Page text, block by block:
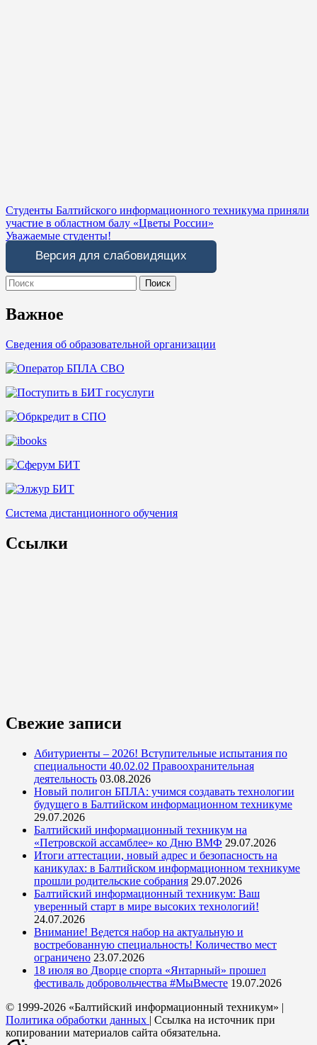
Навигация
по
записям
Студенты Балтийского информационного техникума приняли
участие в областном балу «Цветы России»
Уважаемые студенты!
Версия для слабовидящих
Search
for:
Важное
Сведения об образовательной организации
Система дистанционного обучения
Ссылки
Свежие записи
Абитуриенты – 2026! Вступительные испытания по
специальности 40.02.02 Правоохранительная
деятельность 03.08.2026
Новый полигон БПЛА: учимся создавать технологии
будущего в Балтийском информационном техникуме
29.07.2026
Балтийский информационный техникум на
«Петровской ассамблее» ко Дню ВМФ 29.07.2026
Итоги аттестации, новый адрес и безопасность на
каникулах: в Балтийском информационном техникуме
прошли родительские собрания 29.07.2026
Балтийский информационный техникум: Ваш
уверенный старт в мире высоких технологий!
24.07.2026
Внимание! Ведется набор на актуальную и
востребованную специальность! Количество мест
ограничено 23.07.2026
18 июля во Дворце спорта «Янтарный» прошел
фестиваль добровольчества #МыВместе 19.07.2026
© 1999-2026 «Балтийский информационный техникум» |
Политика обработки данных | Ссылка на источник при
копировании материалов сайта обязательна.